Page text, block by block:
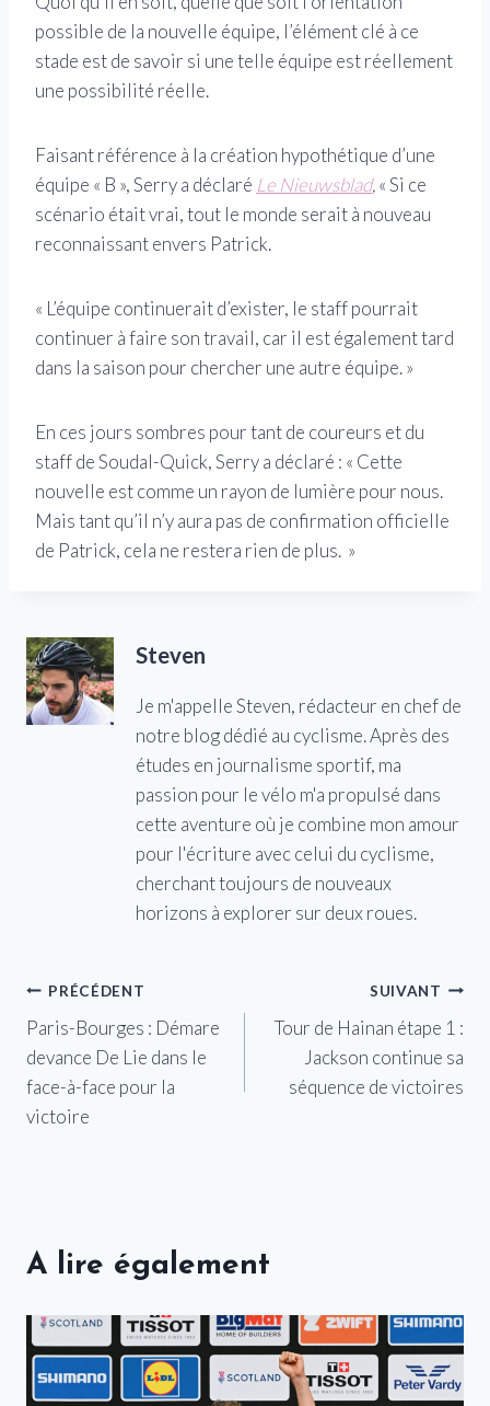
possible de la nouvelle équipe, l’élément clé à ce
stade est de savoir si une telle équipe est réellement
une possibilité réelle.
Faisant référence à la création hypothétique d’une
équipe « B », Serry a déclaré Le Nieuwsblad,« Si ce
scénario était vrai, tout le monde serait à nouveau
reconnaissant envers Patrick.
« L’équipe continuerait d’exister, le staff pourrait
continuer à faire son travail, car il est également tard
dans la saison pour chercher une autre équipe. »
En ces jours sombres pour tant de coureurs et du
staff de Soudal-Quick, Serry a déclaré : « Cette
nouvelle est comme un rayon de lumière pour nous.
Mais tant qu’il n’y aura pas de confirmation officielle
de Patrick, cela ne restera rien de plus. »
Steven
Je m'appelle Steven, rédacteur en chef de
notre blog dédié au cyclisme. Après des
études en journalisme sportif, ma
passion pour le vélo m'a propulsé dans
cette aventure où je combine mon amour
pour l'écriture avec celui du cyclisme,
cherchant toujours de nouveaux
horizons à explorer sur deux roues.
Navigation
de
l’article
PRÉCÉDENT
Paris-Bourges : Démare
devance De Lie dans le
face-à-face pour la
victoire
SUIVANT
Tour de Hainan étape 1 :
Jackson continue sa
séquence de victoires
A lire également